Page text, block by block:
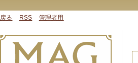
戻る RSS 管理者用